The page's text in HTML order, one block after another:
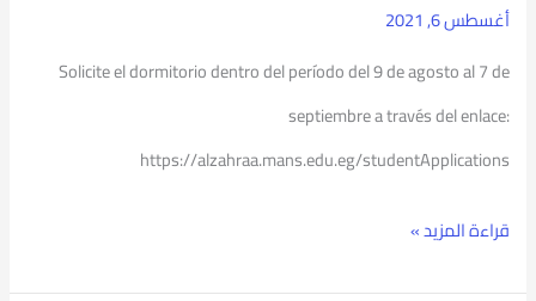
أغسطس 6, 2021
Solicite el dormitorio dentro del período del 9 de agosto al 7 de
septiembre a través del enlace:
https://alzahraa.mans.edu.eg/studentApplications
قراءة المزيد »